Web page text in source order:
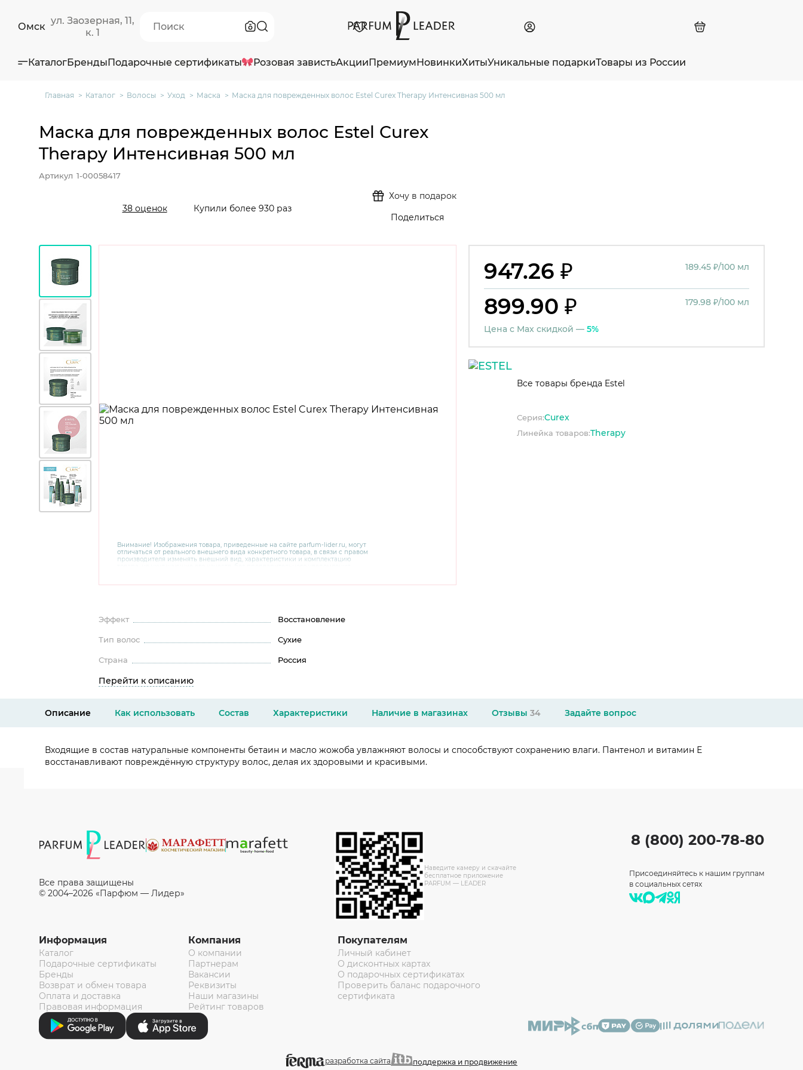
Омск
ул. Заозерная, 11,
к. 1
КаталогБрендыПодарочные сертификаты Розовая завистьАкцииПремиумНовинкиХитыУникальные подаркиТовары из России
Главная Каталог Волосы Уход Маска Маска для поврежденных волос Estel Curex Therapy Интенсивная 500 мл
Внимание! Изображения товара, приведенные на сайте parfum-lider.ru, могут
отличаться от реального внешнего вида конкретного товара, в связи с правом
производителя изменять внешний вид, характеристики и комплектацию
консультантов по номеру 8 800 200 78 80.
Маска для поврежденных волос Estel Curex
Therapy Интенсивная 500 мл
Артикул 1-00058417
38 оценок Купили более 930 раз
Хочу в подарок
Поделиться
Эффект Восстановление
Тип волос Сухие
Страна Россия
Перейти к описанию
947.26 ₽ 189.45 ₽/100 мл
899.90 ₽ 179.98 ₽/100 мл
Цена с Max скидкой — 5%
Все товары бренда Estel
Серия:Curex
Линейка товаров:Therapy
Описание Как использовать Состав Характеристики Наличие в магазинах Отзывы 34 Задайте вопрос
Входящие в состав натуральные компоненты бетаин и масло жожоба увлажняют волосы и способствуют сохранению влаги. Пантенол и витамин Е
восстанавливают повреждённую структуру волос, делая их здоровыми и красивыми.
Все права защищены
© 2004–2026 «Парфюм — Лидер»
Наведите камеру и скачайте
бесплатное приложение
PARFUM — LEADER
Информация
Каталог
Подарочные сертификаты
Бренды
Возврат и обмен товара
Оплата и доставка
Правовая информация
Компания
О компании
Партнерам
Вакансии
Реквизиты
Наши магазины
Рейтинг товаров
Покупателям
Личный кабинет
О дисконтных картах
О подарочных сертификатах
Проверить баланс подарочного
сертификата
8 (800) 200-78-80
Присоединяйтесь к нашим группам
в социальных сетях
разработка сайта поддержка и продвижение